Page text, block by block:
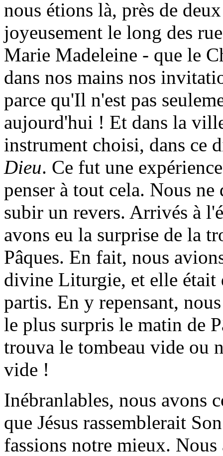
nous étions là, près de
joyeusement le long des
Marie Madeleine - que le
dans nos mains nos
parce qu'Il n'est pas
aujourd'hui ! Et dans la
instrument choisi, dans ce
Dieu. Ce fut une
penser à tout cela. Nous
subir un revers. Arrivés à
avons eu la surprise de la
Pâques. En fait, nous
divine Liturgie, et elle était
partis. En y repensant,
le plus surpris le matin de
trouva le tombeau vide ou
vide !
Inébranlables, nous avons
que Jésus rassemblerait
fassions notre mieux.